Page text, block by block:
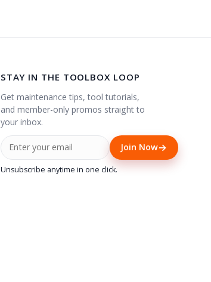
STAY IN THE TOOLBOX LOOP
Get maintenance tips, tool tutorials,
and member-only promos straight to
your inbox.
Join Now→
Unsubscribe anytime in one click.